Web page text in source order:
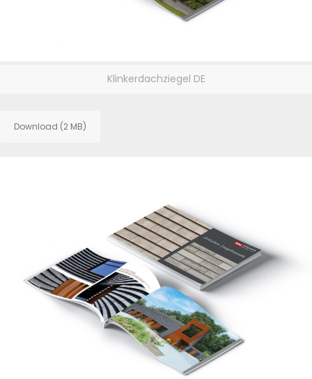
Klinkerdachziegel DE
Download (2 MB)